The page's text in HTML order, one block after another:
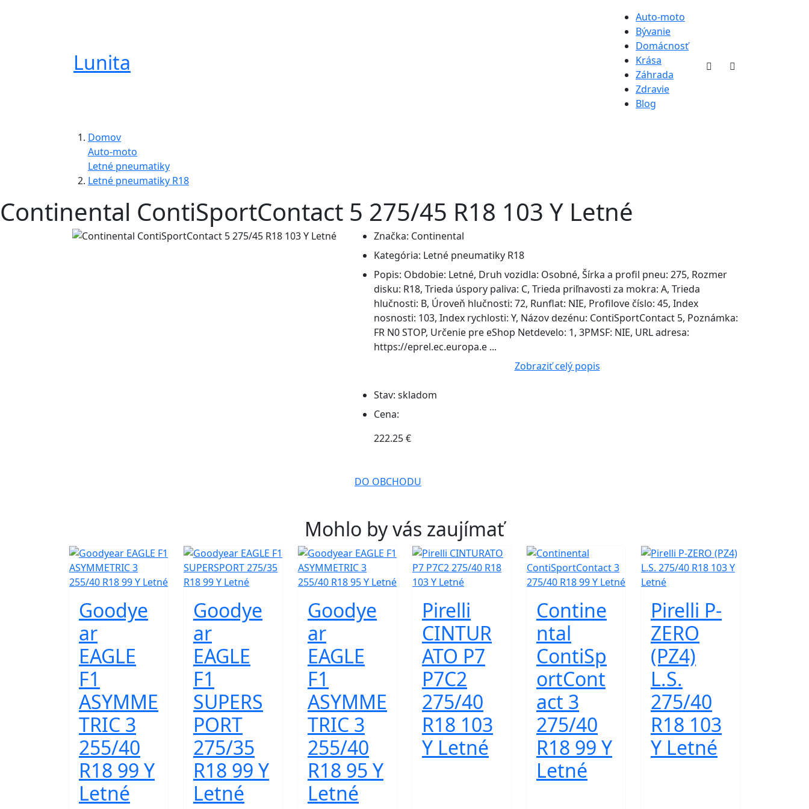
Lunita
Auto-moto
Bývanie
Domácnosť
Krása
Záhrada
Zdravie
Blog
Domov
Auto-moto
Letné pneumatiky
Letné pneumatiky R18
Continental ContiSportContact 5 275/45 R18 103 Y Letné
Značka: Continental
Kategória: Letné pneumatiky R18
Popis: Obdobie: Letné, Druh vozidla: Osobné, Šírka a profil pneu: 275, Rozmer
disku: R18, Trieda úspory paliva: C, Trieda priľnavosti za mokra: A, Trieda
hlučnosti: B, Úroveň hlučnosti: 72, Runflat: NIE, Profilove číslo: 45, Index
nosnosti: 103, Index rychlosti: Y, Názov dezénu: ContiSportContact 5, Poznámka:
FR N0 STOP, Určenie pre eShop Netdevelo: 1, 3PMSF: NIE, URL adresa:
https://eprel.ec.europa.e ...
Zobraziť celý popis
Stav: skladom
Cena:
222.25 €
DO OBCHODU
Mohlo by vás zaujímať
Goodye
ar
EAGLE
F1
ASYMME
TRIC 3
255/40
R18 99 Y
Letné
Goodye
ar
EAGLE
F1
SUPERS
PORT
275/35
R18 99 Y
Letné
Goodye
ar
EAGLE
F1
ASYMME
TRIC 3
255/40
R18 95 Y
Letné
Pirelli
CINTUR
ATO P7
P7C2
275/40
R18 103
Y Letné
Contine
ntal
ContiSp
ortCont
act 3
275/40
R18 99 Y
Letné
Pirelli P-
ZERO
(PZ4)
L.S.
275/40
R18 103
Y Letné